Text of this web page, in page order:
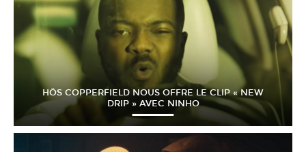
HÖS COPPERFIELD NOUS OFFRE LE CLIP « NEW
DRIP » AVEC NINHO